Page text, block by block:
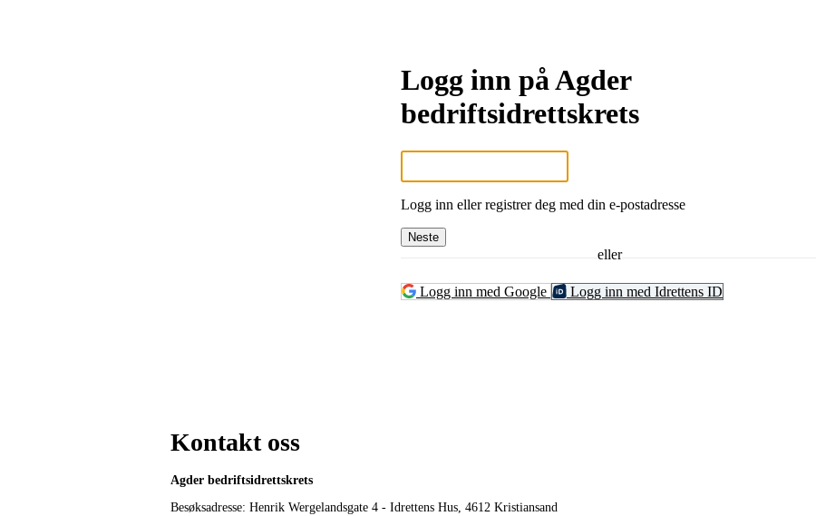
Logg inn på Agder
bedriftsidrettskrets
Logg inn eller registrer deg med din e-postadresse
Neste
eller
Logg inn med Google Logg inn med Idrettens ID
Kontakt oss
Agder bedriftsidrettskrets
Besøksadresse: Henrik Wergelandsgate 4 - Idrettens Hus, 4612 Kristiansand